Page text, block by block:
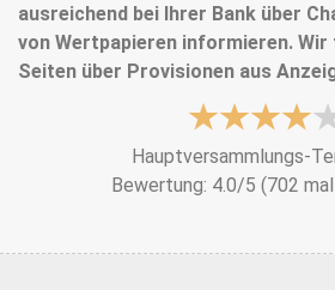
ausreichend bei Ihrer Bank über
von Wertpapieren informieren. Wir
Seiten über Provisionen aus
Hauptversammlungs-
Bewertung: 4.0/5 (702